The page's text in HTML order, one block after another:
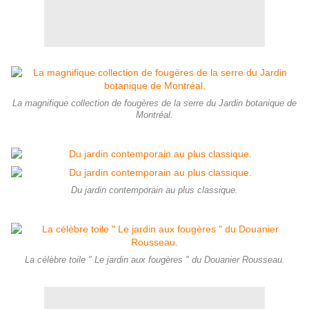
La magnifique collection de fougères de la serre du Jardin botanique de
Montréal.
Du jardin contemporain au plus classique.
La célèbre toile " Le jardin aux fougères " du Douanier Rousseau.